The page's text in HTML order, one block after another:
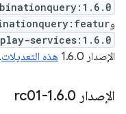
و
services:1.6.0
الإصدار 1.6.0
هذه التعديلات.
‫الإصدار 1 .6.0-rc01